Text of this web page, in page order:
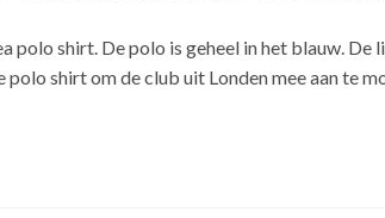
polo shirt. De polo is geheel in het blauw.
polo shirt om de club uit Londen mee aan te